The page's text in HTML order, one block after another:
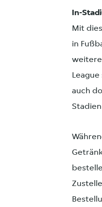
In-
Mit
in
weitere
auch